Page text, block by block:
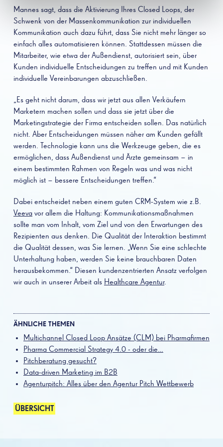
Mannes sagt, dass die Aktivierung Ihres Closed Loops, der
Schwenk von der Massenkommunikation zur individuellen
Kommunikation auch dazu führt, dass Sie nicht mehr länger so
einfach alles automatisieren können. Stattdessen müssen die
Mitarbeiter, wie etwa der Außendienst, autorisiert sein, über
Kunden individuelle Entscheidungen zu treffen und mit Kunden
individuelle Vereinbarungen abzuschließen.
„Es geht nicht darum, dass wir jetzt aus allen Verkäufern
Marketern machen sollen und dass sie jetzt über die
Marketingstrategie der Firma entscheiden sollen. Das natürlich
nicht. Aber Entscheidungen müssen näher am Kunden gefällt
werden. Technologie kann uns die Werkzeuge geben, die es
ermöglichen, dass Außendienst und Ärzte gemeinsam – in
einem bestimmten Rahmen von Regeln was und was nicht
möglich ist – bessere Entscheidungen treffen.“
Dabei entscheidet neben einem guten CRM-System wie z.B.
Veeva vor allem die Haltung: Kommunikationsmaßnahmen
sollte man vom Inhalt, vom Ziel und von den Erwartungen des
Rezipienten aus denken. Die Qualität der Interaktion bestimmt
die Qualität dessen, was Sie lernen. „Wenn Sie eine schlechte
Unterhaltung haben, werden Sie keine brauchbaren Daten
herausbekommen.“ Diesen kundenzentrierten Ansatz verfolgen
wir auch in unserer Arbeit als Healthcare Agentur.
ÄHNLICHE THEMEN
Multichannel Closed Loop Ansätze (CLM) bei Pharmafirmen
Pharma Commercial Strategy 4.0 - oder die…
Pitchberatung gesucht?
Data-driven Marketing im B2B
Agenturpitch: Alles über den Agentur Pitch Wettbewerb
ÜBERSICHT